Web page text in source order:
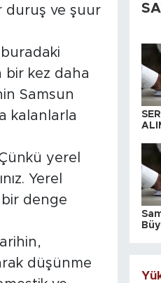
duruş ve şuur
bir kez daha
Samsun
kalanlarla
yerel
Yerel
bir denge
düşünme